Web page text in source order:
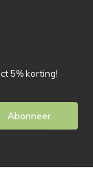
5% korting!
Abonneer